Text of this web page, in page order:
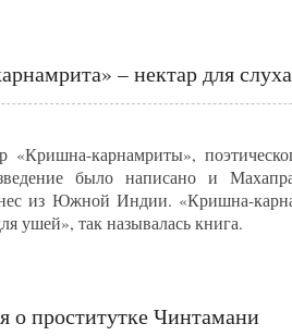
– нектар для слуха
карнамриты»,
было написано и
из Южной Индии. «Кришна-
ушей», так называлась книга.
о проститутке Чинтамани